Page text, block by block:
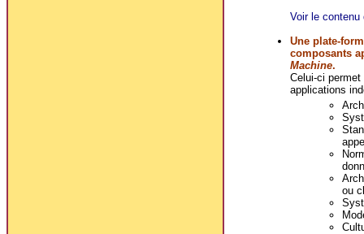
Voir le contenu
Une plate-
composants
Machine.
Celui-ci
applications
ou